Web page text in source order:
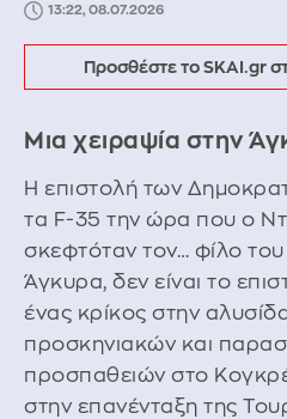
13:22, 08.07.2026
Προσθέστε το SKAI.gr
Μια χειραψία στην
Η επιστολή των
τα F-35 την ώρα που ο
σκεφτόταν τον… φίλο
Άγκυρα, δεν είναι το
ένας κρίκος στην
προσκηνιακών και
προσπαθειών στο
στην επανένταξη της